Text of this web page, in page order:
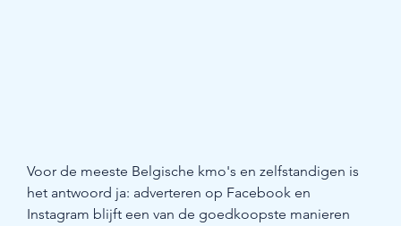
Voor de meeste Belgische kmo's en zelfstandigen is
het antwoord ja: adverteren op Facebook en
Instagram blijft een van de goedkoopste manieren